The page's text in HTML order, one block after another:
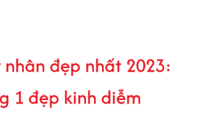
nhân đẹp nhất 2023:
1 đẹp kinh diễm